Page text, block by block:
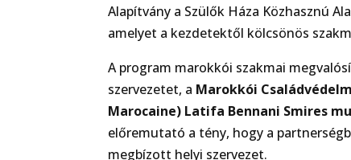
Alapítvány a Szülők Háza Közhasznú
amelyet a kezdetektől kölcsönös
A program marokkói szakmai
szervezetet, a Marokkói
Marocaine) Latifa Bennani Smires
előremutató a tény, hogy a
megbízott helyi szervezet.